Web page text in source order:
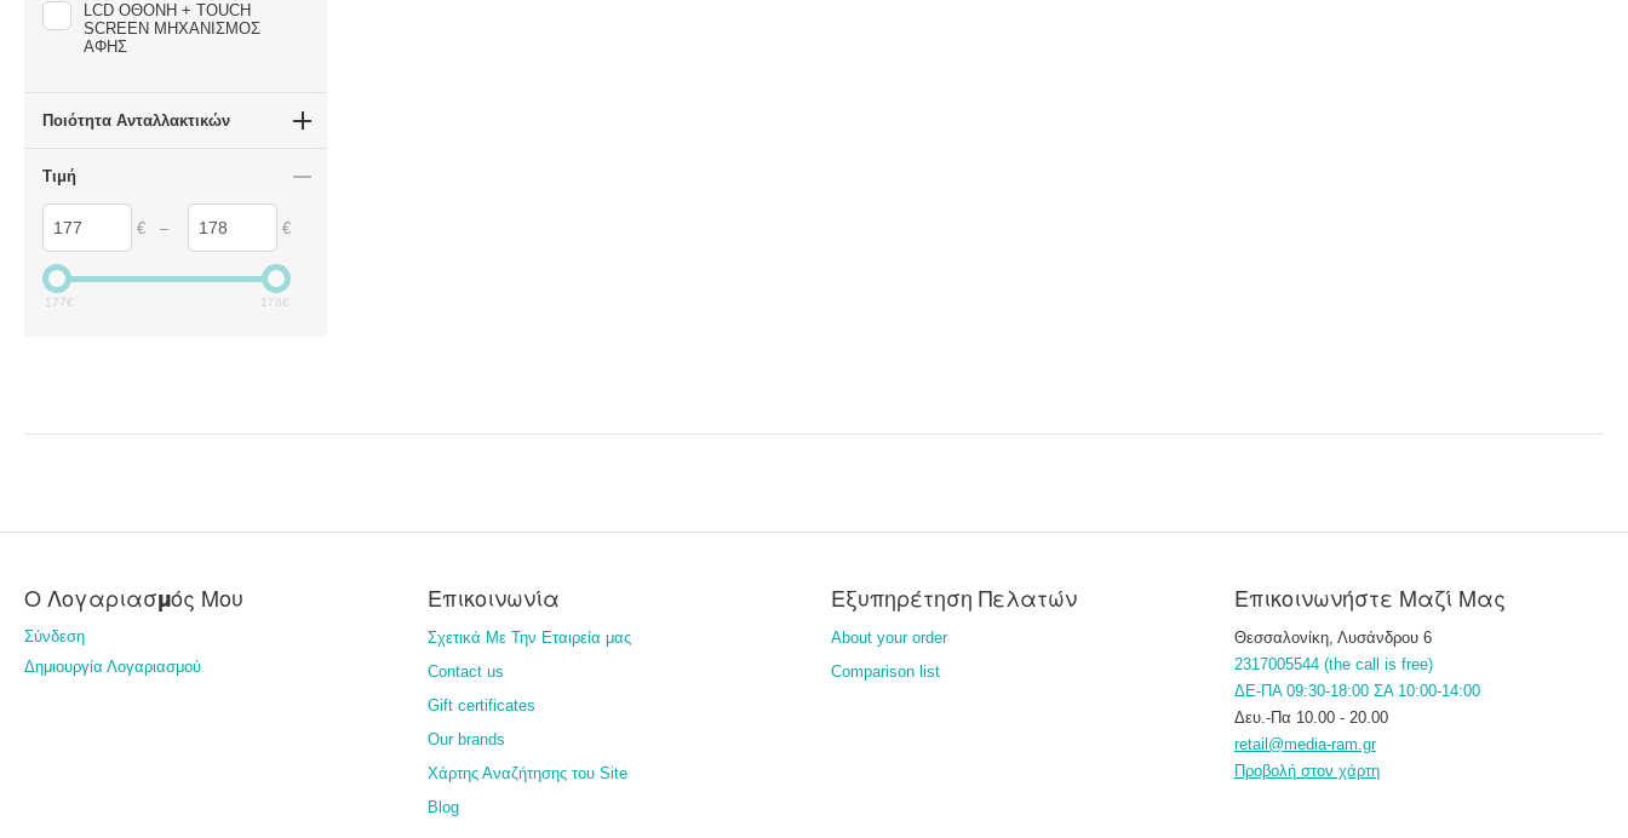
LCD ΟΘΟΝΗ + TOUCH
SCREEN ΜΗΧΑΝΙΣΜΟΣ
ΑΦΗΣ
Ποιότητα Ανταλλακτικών
Τιμή
€ – €
177€ 178€
Ο Λογαριασμός Μου
Σύνδεση
Δημιουργία Λογαριασμού
Επικοινωνία
Σχετικά Με Την Εταιρεία μας
Contact us
Gift certificates
Our brands
Χάρτης Αναζήτησης του Site
Blog
Εξυπηρέτηση Πελατών
About your order
Comparison list
Επικοινωνήστε Μαζί Μας
Θεσσαλονίκη, Λυσάνδρου 6
2317005544 (the call is free)
ΔΕ-ΠΑ 09:30-18:00 ΣΑ 10:00-14:00
Δευ.-Πα 10.00 - 20.00
retail@media-ram.gr
Προβολή στον χάρτη